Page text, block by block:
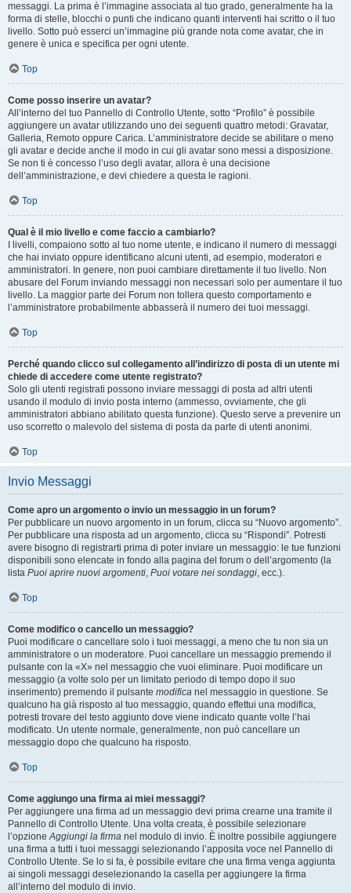
messaggi. La prima è l’immagine associata al tuo grado, generalmente ha la
forma di stelle, blocchi o punti che indicano quanti interventi hai scritto o il tuo
livello. Sotto può esserci un’immagine più grande nota come avatar, che in
genere è unica e specifica per ogni utente.
Top
Come posso inserire un avatar?
All’interno del tuo Pannello di Controllo Utente, sotto “Profilo” è possibile
aggiungere un avatar utilizzando uno dei seguenti quattro metodi: Gravatar,
Galleria, Remoto oppure Carica. L’amministratore decide se abilitare o meno
gli avatar e decide anche il modo in cui gli avatar sono messi a disposizione.
Se non ti è concesso l’uso degli avatar, allora è una decisione
dell’amministrazione, e devi chiedere a questa le ragioni.
Top
Qual è il mio livello e come faccio a cambiarlo?
I livelli, compaiono sotto al tuo nome utente, e indicano il numero di messaggi
che hai inviato oppure identificano alcuni utenti, ad esempio, moderatori e
amministratori. In genere, non puoi cambiare direttamente il tuo livello. Non
abusare del Forum inviando messaggi non necessari solo per aumentare il tuo
livello. La maggior parte dei Forum non tollera questo comportamento e
l’amministratore probabilmente abbasserà il numero dei tuoi messaggi.
Top
Perché quando clicco sul collegamento all’indirizzo di posta di un utente mi
chiede di accedere come utente registrato?
Solo gli utenti registrati possono inviare messaggi di posta ad altri utenti
usando il modulo di invio posta interno (ammesso, ovviamente, che gli
amministratori abbiano abilitato questa funzione). Questo serve a prevenire un
uso scorretto o malevolo del sistema di posta da parte di utenti anonimi.
Top
Invio Messaggi
Come apro un argomento o invio un messaggio in un forum?
Per pubblicare un nuovo argomento in un forum, clicca su “Nuovo argomento”.
Per pubblicare una risposta ad un argomento, clicca su “Rispondi”. Potresti
avere bisogno di registrarti prima di poter inviare un messaggio: le tue funzioni
disponibili sono elencate in fondo alla pagina del forum o dell’argomento (la
lista Puoi aprire nuovi argomenti, Puoi votare nei sondaggi, ecc.).
Top
Come modifico o cancello un messaggio?
Puoi modificare o cancellare solo i tuoi messaggi, a meno che tu non sia un
amministratore o un moderatore. Puoi cancellare un messaggio premendo il
pulsante con la «X» nel messaggio che vuoi eliminare. Puoi modificare un
messaggio (a volte solo per un limitato periodo di tempo dopo il suo
inserimento) premendo il pulsante modifica nel messaggio in questione. Se
qualcuno ha già risposto al tuo messaggio, quando effettui una modifica,
potresti trovare del testo aggiunto dove viene indicato quante volte l’hai
modificato. Un utente normale, generalmente, non può cancellare un
messaggio dopo che qualcuno ha risposto.
Top
Come aggiungo una firma ai miei messaggi?
Per aggiungere una firma ad un messaggio devi prima crearne una tramite il
Pannello di Controllo Utente. Una volta creata, è possibile selezionare
l’opzioneAggiungi la firma nel modulo di invio. È inoltre possibile aggiungere
una firma a tutti i tuoi messaggi selezionando l’apposita voce nel Pannello di
Controllo Utente. Se lo si fa, è possibile evitare che una firma venga aggiunta
ai singoli messaggi deselezionando la casella per aggiungere la firma
all’interno del modulo di invio.